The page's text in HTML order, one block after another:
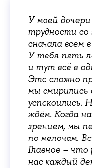
У моей
трудности со
сначала всем
У тебя пять
и тут всё в
Это сложно
мы смирились
успокоились.
ждём. Когда
зрением, мы
по мелочам.
Главное –
нас каждый